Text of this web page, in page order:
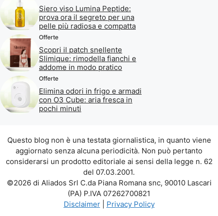
Siero viso Lumina Peptide:
prova ora il segreto per una
pelle più radiosa e compatta
Offerte
Scopri il patch snellente
Slimique: rimodella fianchi e
addome in modo pratico
Offerte
Elimina odori in frigo e armadi
con O3 Cube: aria fresca in
pochi minuti
Questo blog non è una testata giornalistica, in quanto viene
aggiornato senza alcuna periodicità. Non può pertanto
considerarsi un prodotto editoriale ai sensi della legge n. 62
del 07.03.2001.
©2026 di Aliados Srl C.da Piana Romana snc, 90010 Lascari
(PA) P.IVA 07262700821
Disclaimer| Privacy Policy